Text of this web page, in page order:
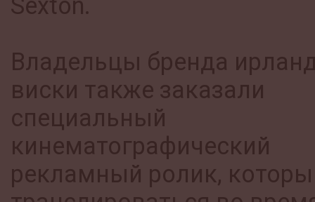
Sexton.
Владельцы бренда
виски также заказали
специальный
кинематографический
рекламный ролик,